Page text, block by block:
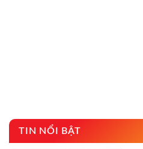
TIN NỔI BẬT